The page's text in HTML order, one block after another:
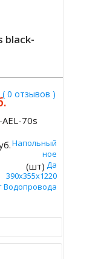
black-
( 0 отзывов )
Напольный
Да
390x355x1220
Водопровода
70s
(шт)